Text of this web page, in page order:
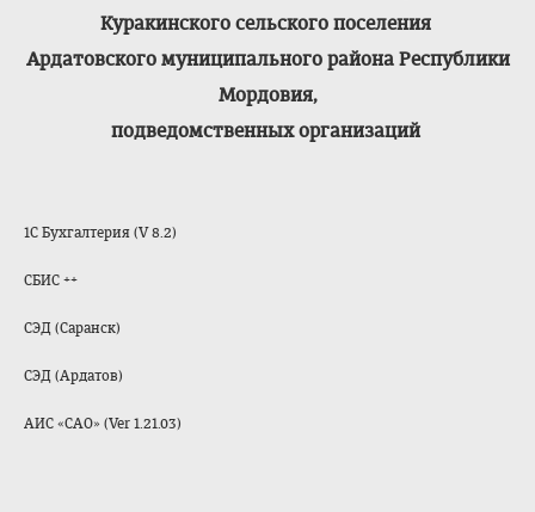
Куракинского сельского поселения
Ардатовского муниципального района Республики
Мордовия,
подведомственных организаций
1С Бухгалтерия (V 8.2)
СБИС ++
СЭД (Саранск)
СЭД (Ардатов)
АИС «САО» (Ver 1.21.03)